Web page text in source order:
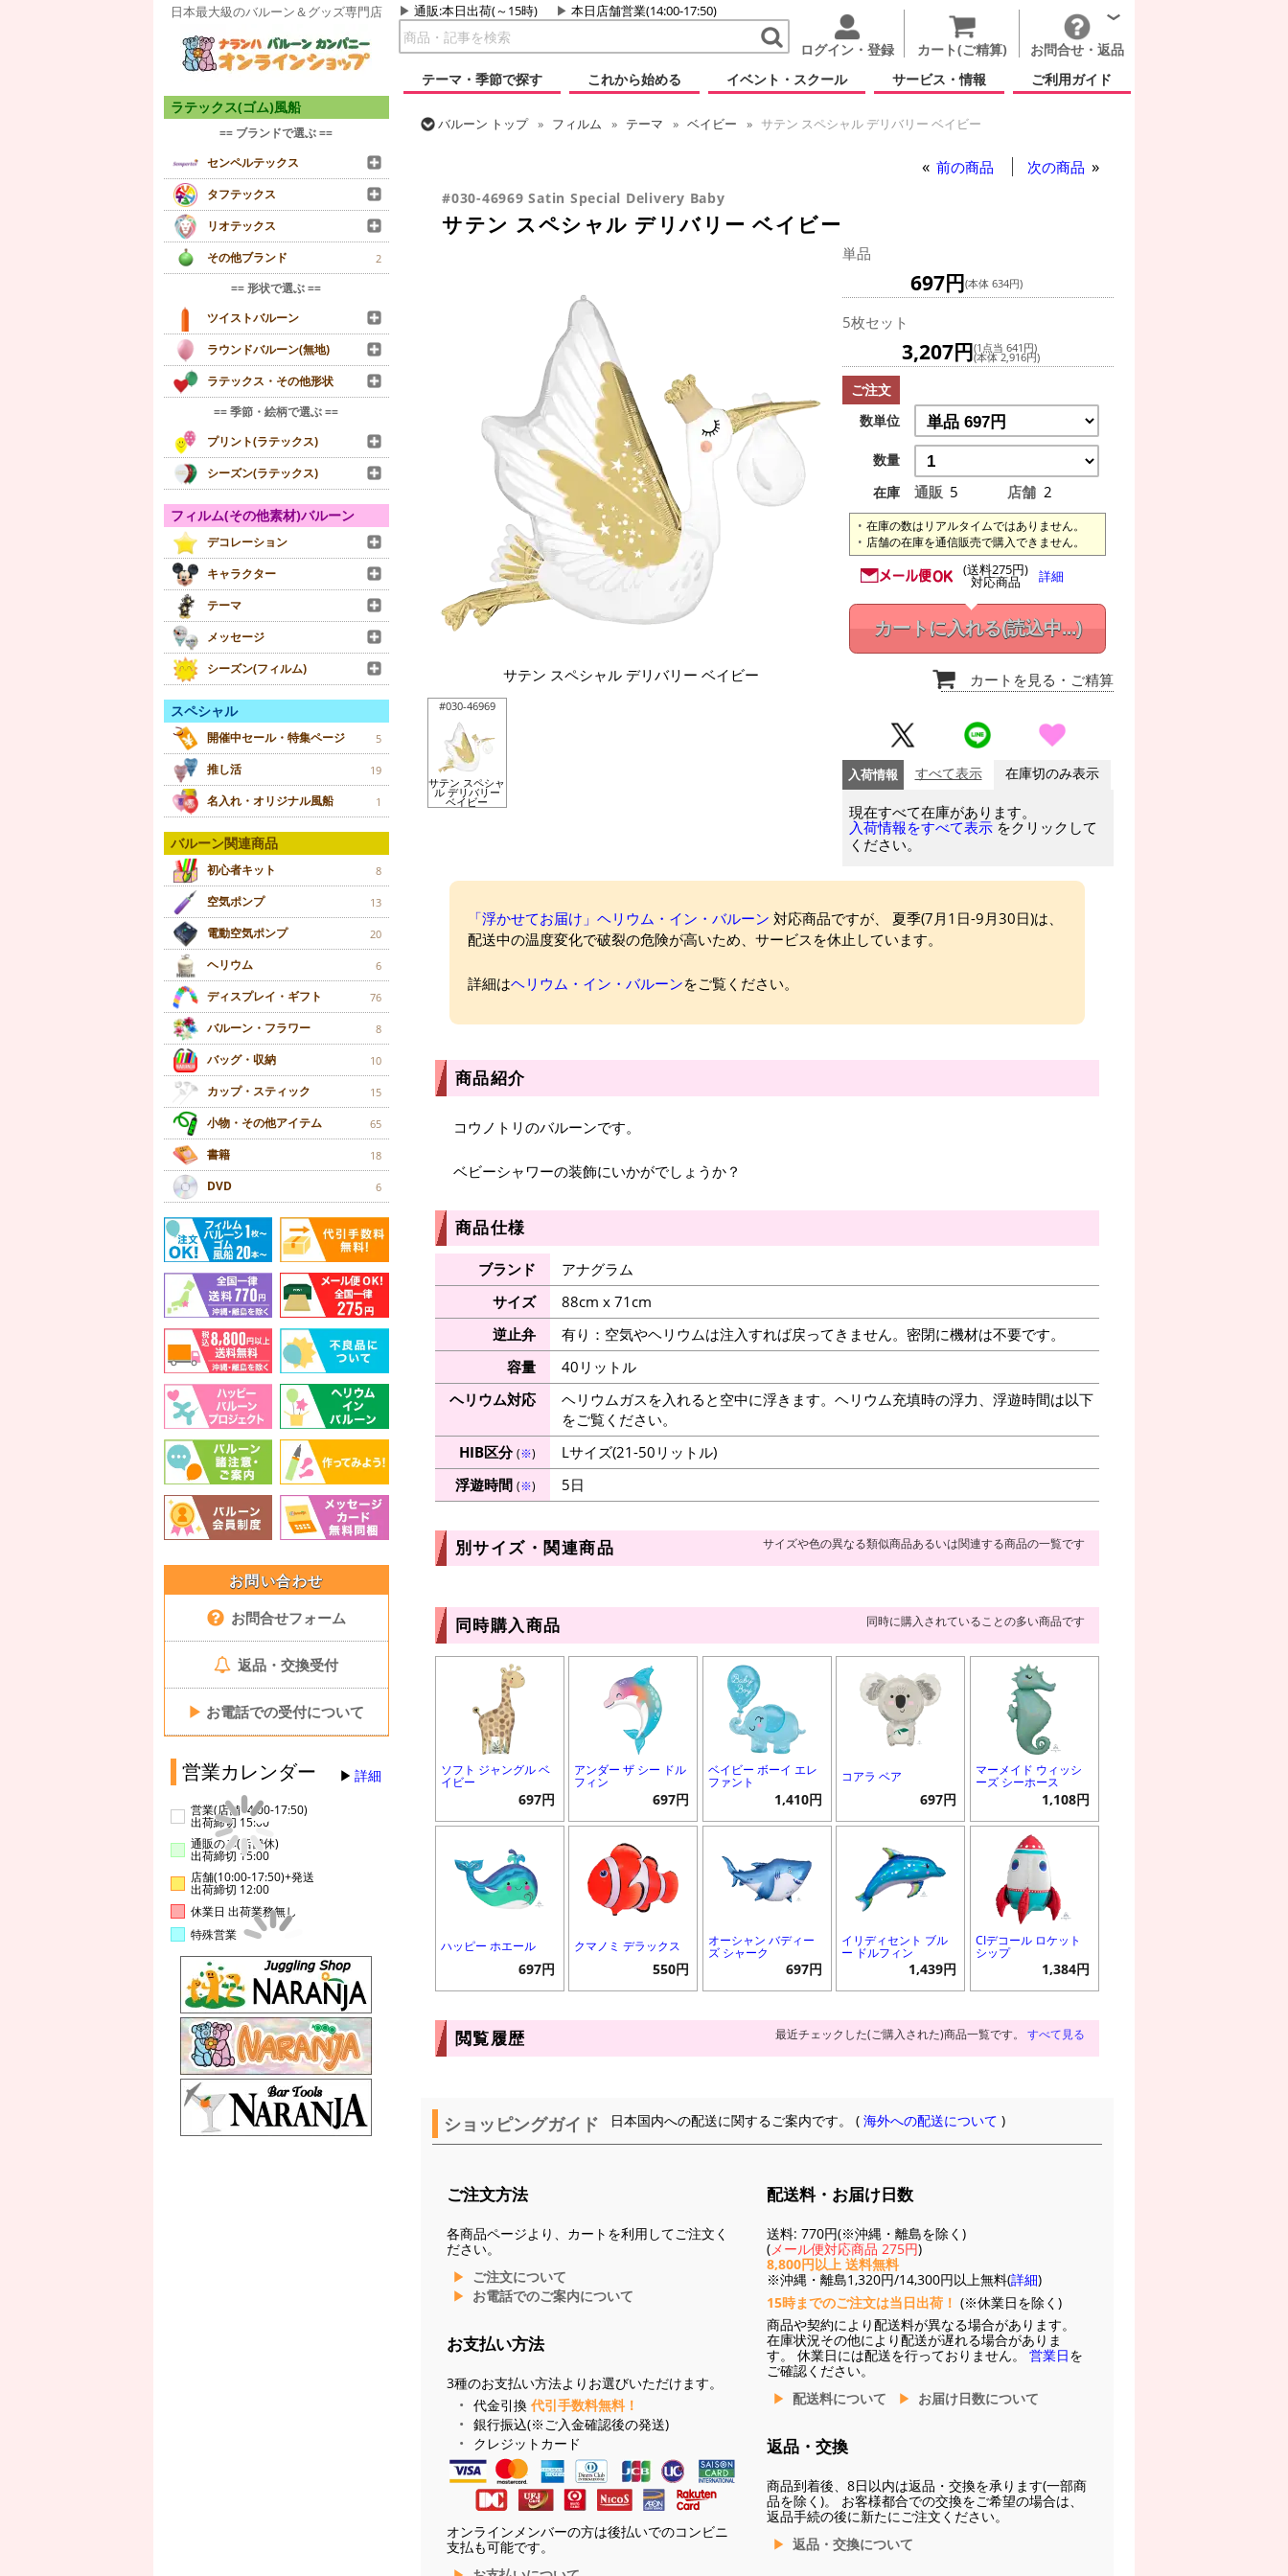
日本最大級のバルーン＆グッズ専門店 通販:本日出荷(～15時) 本日店舗営業(14:00-17:50)
ログイン・登録 カート(ご精算)
お問合せ・返品
テーマ・季節で探す
これから始める イベント・スクール サービス・情報 ご利用ガイド
ラテックス(ゴム)風船
== ブランドで選ぶ ==
センペルテックス
タフテックス
リオテックス
その他ブランド
2
== 形状で選ぶ ==
ツイストバルーン
ラウンドバルーン(無地)
ラテックス・その他形状
== 季節・絵柄で選ぶ ==
プリント(ラテックス)
シーズン(ラテックス)
フィルム(その他素材)バルーン
デコレーション
キャラクター
テーマ
メッセージ
シーズン(フィルム)
スペシャル
開催中セール・特集ページ 5
推し活 19
名入れ・オリジナル風船 1
バルーン関連商品
初心者キット 8
空気ポンプ 13
電動空気ポンプ 20
ヘリウム 6
ディスプレイ・ギフト 76
バルーン・フラワー 8
バッグ・収納 10
カップ・スティック 15
小物・その他アイテム 65
書籍 18
DVD 6
お問い合わせ
お問合せフォーム
返品・交換受付
▶ お電話での受付について
営業カレンダー 詳細
営業(店舗14:00-17:50)
出荷締切 15:00
通販のみ(店舗休)
出荷締切 15:00
店舗(10:00-17:50)+発送
出荷締切 12:00
休業日 出荷業務無し
特殊営業
バルーン トップ フィルム テーマ ベイビー
サテン スペシャル デリバリー ベイビー
前の商品 次の商品
#030-46969 Satin Special Delivery Baby
サテン スペシャル デリバリー ベイビー
サテン スペシャル デリバリー ベイビー
#030-46969
サテン スペシャ
ル デリバリー
ベイビー
単品
697円(本体 634円)
5枚セット
3,207円(1点当 641円)
(本体 2,916円)
ご注文
数単位
数量
在庫
通販 5 店舗 2
在庫の数はリアルタイムではありません。
店舗の在庫を通信販売で購入できません。
(送料275円)
対応商品 詳細
カートに入れる(読込中...)
カートを見る ・ご精算
入荷情報 すべて表示 在庫切のみ表示
現在すべて在庫があります。
入荷情報をすべて表示 をクリックして
ください。
「浮かせてお届け」ヘリウム・イン・バルーン 対応商品ですが、 夏季(7月1日-9月30日)は、
配送中の温度変化で破裂の危険が高いため、サービスを休止しています。
詳細はヘリウム・イン・バルーンをご覧ください。
商品紹介
コウノトリのバルーンです。
ベビーシャワーの装飾にいかがでしょうか？
商品仕様
ブランド
アナグラム
サイズ
88cm x 71cm
逆止弁
有り：空気やヘリウムは注入すれば戻ってきません。密閉に機材は不要です。
容量
40リットル
ヘリウム対応
ヘリウムガスを入れると空中に浮きます。ヘリウム充填時の浮力、浮遊時間は以下
をご覧ください。
HIB区分(※)
Lサイズ(21-50リットル)
浮遊時間 (※) 5日
別サイズ・関連商品 サイズや色の異なる類似商品あるいは関連する商品の一覧です
同時購入商品 同時に購入されていることの多い商品です
ソフト ジャングル ベ
イビー
697円
アンダー ザ シー ドル
フィン
697円
ベイビー ボーイ エレ
ファント
1,410円
コアラ ベア
697円
マーメイド ウィッシ
ーズ シーホース
1,108円
ハッピー ホエール
697円
クマノミ デラックス
550円
オーシャン バディー
ズ シャーク
697円
イリディセント ブル
ー ドルフィン
1,439円
CIデコール ロケット
シップ
1,384円
閲覧履歴 最近チェックした(ご購入された)商品一覧です。 すべて見る
ショッピングガイド 日本国内への配送に関するご案内です。 (海外への配送について )
ご注文方法
各商品ページより、カートを利用してご注文く
ださい。
ご注文について
お電話でのご案内について
お支払い方法
3種のお支払い方法よりお選びいただけます。
代金引換 代引手数料無料！
銀行振込(※ご入金確認後の発送)
クレジットカード
オンラインメンバーの方は後払いでのコンビニ
支払も可能です。
配送料・お届け日数
送料: 770円(※沖縄・離島を除く)
(メール便対応商品 275円)
8,800円以上 送料無料
※沖縄・離島1,320円/14,300円以上無料(詳細)
15時までのご注文は当日出荷！ (※休業日を除く)
商品や契約により配送料が異なる場合があります。
在庫状況その他により配送が遅れる場合がありま
す。 休業日には配送を行っておりません。 営業日を
ご確認ください。
配送料について
お届け日数について
返品・交換
商品到着後、8日以内は返品・交換を承ります(一部商
品を除く)。 お客様都合での交換をご希望の場合は、
返品手続の後に新たにご注文ください。
返品・交換について